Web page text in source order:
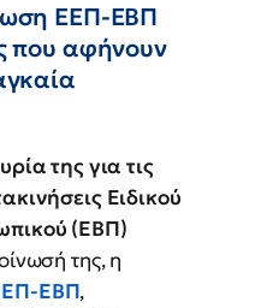
ΕΕΠ-ΕΒΠ
που αφήνουν
της για τις
Ειδικού
(ΕΒΠ)
της, η
ΕΒΠ,